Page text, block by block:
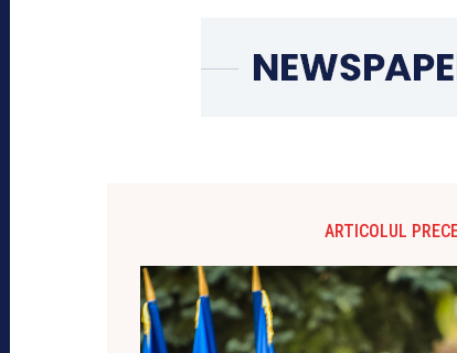
ARTICOLUL